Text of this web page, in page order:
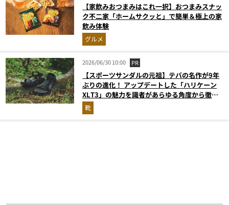
【家飲みおつまみはこれ一択】おつまみスナッ
ク不二家「ホームサクッと」で簡単＆極上の家
飲み体験
グルメ
2026/06/30 10:00 PR
【スポーツサンダルの元祖】テバの名作が9年
ぶりの進化！ アップデートした「ハリケーン
XLT3」の魅力を識者があらゆる角度から徹底
解説！
靴